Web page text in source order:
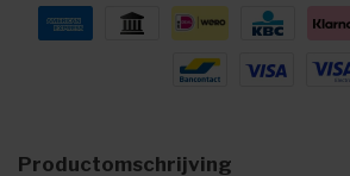
Productomschrijving